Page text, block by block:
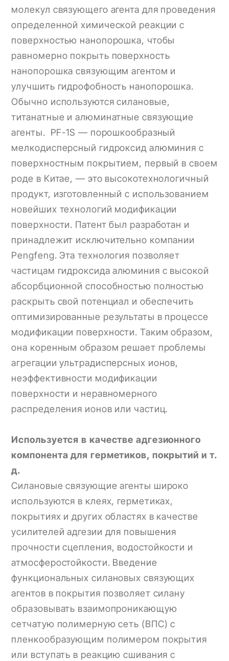
молекул связующего агента для проведения
определенной химической реакции с
поверхностью нанопорошка, чтобы
равномерно покрыть поверхность
нанопорошка связующим агентом и
улучшить гидрофобность нанопорошка.
Обычно используются силановые,
титанатные и алюминатные связующие
агенты. PF-1S — порошкообразный
мелкодисперсный гидроксид алюминия с
поверхностным покрытием, первый в своем
роде в Китае, — это высокотехнологичный
продукт, изготовленный с использованием
новейших технологий модификации
поверхности. Патент был разработан и
принадлежит исключительно компании
Pengfeng. Эта технология позволяет
частицам гидроксида алюминия с высокой
абсорбционной способностью полностью
раскрыть свой потенциал и обеспечить
оптимизированные результаты в процессе
модификации поверхности. Таким образом,
она коренным образом решает проблемы
агрегации ультрадисперсных ионов,
неэффективности модификации
поверхности и неравномерного
распределения ионов или частиц.
Используется в качестве адгезионного
компонента для герметиков, покрытий и т.
д.
Силановые связующие агенты широко
используются в клеях, герметиках,
покрытиях и других областях в качестве
усилителей адгезии для повышения
прочности сцепления, водостойкости и
атмосферостойкости. Введение
функциональных силановых связующих
агентов в покрытия позволяет силану
образовывать взаимопроникающую
сетчатую полимерную сеть (ВПС) с
пленкообразующим полимером покрытия
или вступать в реакцию сшивания с